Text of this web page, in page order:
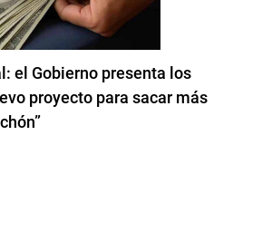
el Gobierno presenta los
proyecto para sacar más